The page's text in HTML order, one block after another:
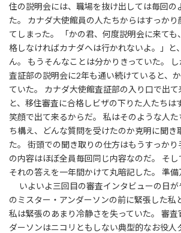
住の説明会には、職場を抜け出しては毎回の
た。 カナダ大使館員の人たちからはすっか
てしまった。 「かの君、何度説明会に来て
格しなければカナダへは行かれないよ。」と
ん。 もうそんなことは分かりきっていた。
査証部の説明会に2年も通い続けていると、
ていた。 カナダ大使館査証部の入り口で出て
と、移住審査に合格しビザの下りた人たちは
笑顔で出て来るからだ。 私はそのような人
ち構え、どんな質問を受けたのか克明に聞き
た。 街頭での聞き取りの仕方はもうすっか
の内容はほぼ全員毎回同じ内容なのだ。 そ
それの答えを一年間かけて丸暗記した。 準備
いよいよ三回目の審査インタビューの日が
のミスター・アンダーソンの前に緊張した私
私は緊張のあまり冷静さを失っていた。 審査
ダーソンはニコリともしない典型的なお役人